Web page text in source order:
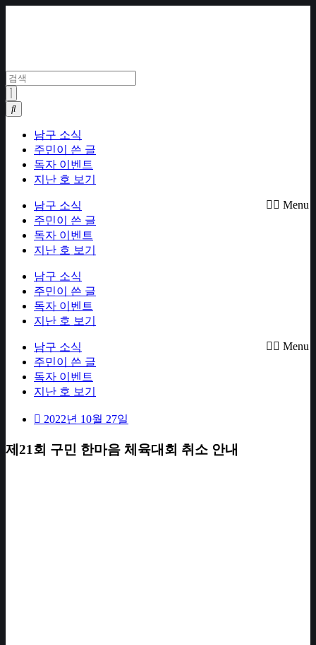
남구 소식
주민이 쓴 글
독자 이벤트
지난 호 보기
Menu
남구 소식
주민이 쓴 글
독자 이벤트
지난 호 보기
남구 소식
주민이 쓴 글
독자 이벤트
지난 호 보기
Menu
남구 소식
주민이 쓴 글
독자 이벤트
지난 호 보기
2022년 10월 27일
제21회 구민 한마음 체육대회 취소 안내